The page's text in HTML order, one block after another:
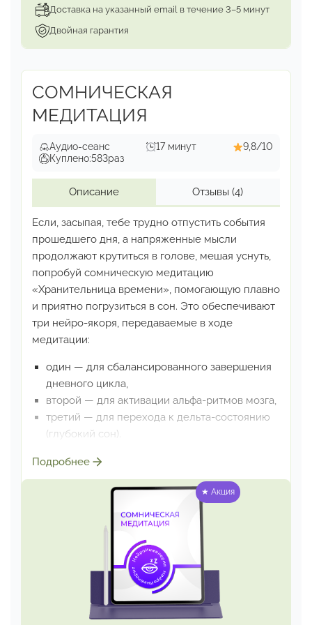
почти все диагнозы держатся на единой
нейрофизиологической подложке — и при её
Доставка на указанный email в течение 3–5 минут
Двойная гарантия
СОМНИЧЕСКАЯ
МЕДИТАЦИЯ
Аудио-сеанс 17 минут
9,8/10
Куплено:583раз
Описание Отзывы(4)
Если, засыпая, тебе трудно отпустить события
прошедшего дня, а напряженные мысли
продолжают крутиться в голове, мешая уснуть,
попробуй сомническую медитацию
«Хранительница времени», помогающую плавно
и приятно погрузиться в сон. Это обеспечивают
три нейро-якоря, передаваемые в ходе
медитации:
один — для сбалансированного завершения
дневного цикла,
второй — для активации альфа-ритмов мозга,
третий — для перехода к дельта-состоянию
(глубокий сон).
Чтобы здоровый ритм засыпания восстановился
следует прослушать трек медитации
Режим прослушивания:
непосредственно перед сном,
лежа в постели, в
любимой позе засыпания
Подробнее
★ Акция